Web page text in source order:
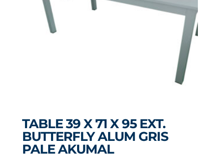
TABLE 39 X 71 X 95 EXT.
BUTTERFLY ALUM GRIS
PALE AKUMAL